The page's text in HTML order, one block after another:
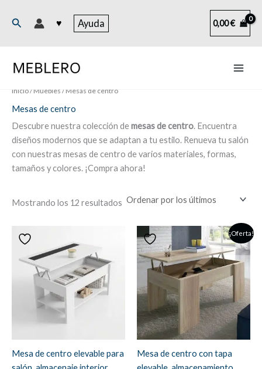
Buscar ♥ Ayuda 0,00€
Inicio/ Muebles / Mesas de centro
Mesas de centro
Descubre nuestra colección demesas de centro. Encuentra
diseños modernos que se adaptan a tu estilo. Renueva tu salón
con nuestras mesas de centro de varios materiales, formas,
tamaños y colores. ¡Compra ahora!
Mostrando los 12 resultados Ordenado
últimos
Mesa de centro elevable para
¡Oferta!
Mesa de centro con tapa